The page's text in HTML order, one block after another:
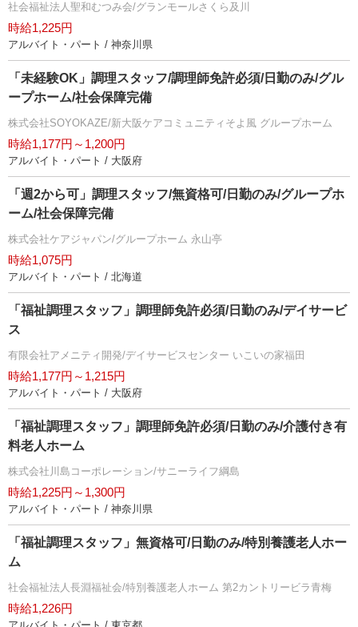
社会福祉法人聖和むつみ会/グランモールさくら及川
時給1,225円
アルバイト・パート / 神奈川県
「未経験OK」調理スタッフ/調理師免許必須/日勤のみ/グル
ープホーム/社会保障完備
株式会社SOYOKAZE/新大阪ケアコミュニティそよ風 グループホーム
時給1,177円～1,200円
アルバイト・パート / 大阪府
「週2から可」調理スタッフ/無資格可/日勤のみ/グループホ
ーム/社会保障完備
株式会社ケアジャパン/グループホーム 永山亭
時給1,075円
アルバイト・パート / 北海道
「福祉調理スタッフ」調理師免許必須/日勤のみ/デイサービ
ス
有限会社アメニティ開発/デイサービスセンター いこいの家福田
時給1,177円～1,215円
アルバイト・パート / 大阪府
「福祉調理スタッフ」調理師免許必須/日勤のみ/介護付き有
料老人ホーム
株式会社川島コーポレーション/サニーライフ綱島
時給1,225円～1,300円
アルバイト・パート / 神奈川県
「福祉調理スタッフ」無資格可/日勤のみ/特別養護老人ホー
ム
社会福祉法人長淵福祉会/特別養護老人ホーム 第2カントリービラ青梅
時給1,226円